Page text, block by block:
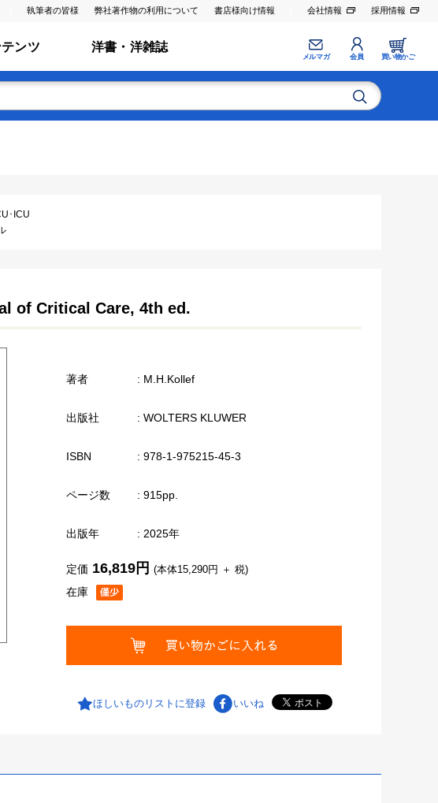
執筆者の皆様 弊社著作物の利用について 書店様向け情報 会社情報 採用情報
ンツ 洋書・洋雑誌
メルマガ 会員 買い物かご
･ICU
of Critical Care, 4th ed.
著者 : M.H.Kollef
出版社 : WOLTERS KLUWER
ISBN : 978-1-975215-45-3
ページ数 : 915pp.
出版年 : 2025年
在庫
定価 16,819円 (本体15,290円 ＋ 税)
ほしいものリストに登録 いいね